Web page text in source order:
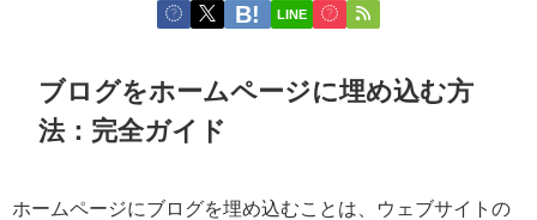
LINE
ブログをホームページに埋め込む方
法：完全ガイド
ホームページにブログを埋め込むことは、ウェブサイトの